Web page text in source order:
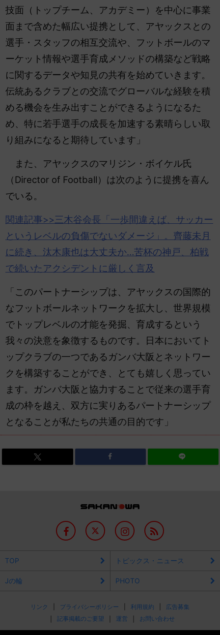
技面（トップチーム、アカデミー）を中心に事業
面まで含めた幅広い提携として、アヤックスとの
選手・スタッフの相互交流や、フットボールのマ
ーケット情報や選手育成メソッドの構築など戦略
に関するデータや知見の共有を始めていきます。
伝統あるクラブとの交流でグローバルな経験を積
める機会を生み出すことができるようになるた
め、特に若手選手の成長を加速する素晴らしい取
り組みになると期待しています」
また、アヤックスのマリジン・ボイケル氏
（Director of Football）は次のように提携を喜ん
でいる。
関連記事>>三木谷会長「一歩間違えば、サッカー
というレベルの負傷でないダメージ」。齊藤未月
に続き、汰木康也は大丈夫か…苦杯の神戸、柏戦
で続いたアクシデントに厳しく言及
「このパートナーシップは、アヤックスの国際的
なフットボールネットワークを拡大し、世界規模
でトップレベルの才能を発掘、育成するという
我々の決意を象徴するものです。日本においてト
ップクラブの一つであるガンバ大阪とネットワー
クを構築することができ、とても嬉しく思ってい
ます。ガンバ大阪と協力することで従来の選手育
成の枠を越え、双方に実りあるパートナーシップ
となることが私たちの共通の目的です」
TOP トピックス・ニュース
Jの輪 PHOTO
リンク プライバシーポリシー 利用規約
広告募集
記事掲載のご要望
運営 お問い合わせ